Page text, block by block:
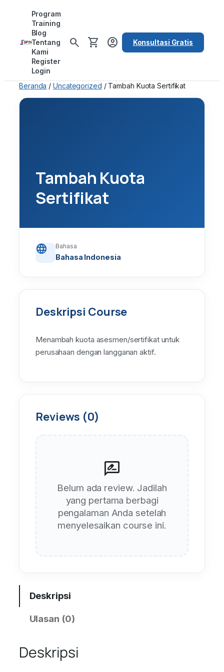
konten
Program
Training
Blog
Tentang
Kami
Register
Login
search shopping_cart account_circle Konsultasi Gratis
Beranda /Uncategorized / Tambah Kuota Sertifikat
Tambah Kuota
Sertifikat
language Bahasa
Bahasa Indonesia
Deskripsi Course
Menambah kuota asesmen/sertifikat untuk
perusahaan dengan langganan aktif.
Reviews (0)
rate_review
Belum ada review. Jadilah
yang pertama berbagi
pengalaman Anda setelah
menyelesaikan course ini.
Deskripsi
Ulasan (0)
Deskripsi